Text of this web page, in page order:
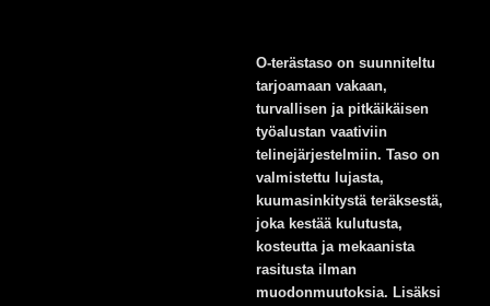
O-terästaso on suunniteltu
tarjoamaan vakaan,
turvallisen ja pitkäikäisen
työalustan vaativiin
telinejärjestelmiin. Taso on
valmistettu lujasta,
kuumasinkitystä teräksestä,
joka kestää kulutusta,
kosteutta ja mekaanista
rasitusta ilman
muodonmuutoksia. Lisäksi